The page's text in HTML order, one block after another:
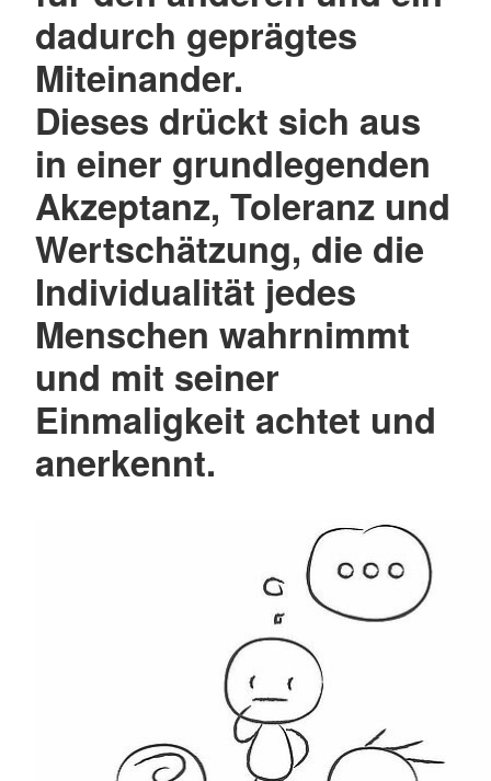
dadurch geprägtes
Miteinander.
Dieses drückt sich aus
in einer grundlegenden
Akzeptanz, Toleranz und
Wertschätzung, die die
Individualität jedes
Menschen wahrnimmt
und mit seiner
Einmaligkeit achtet und
anerkennt.